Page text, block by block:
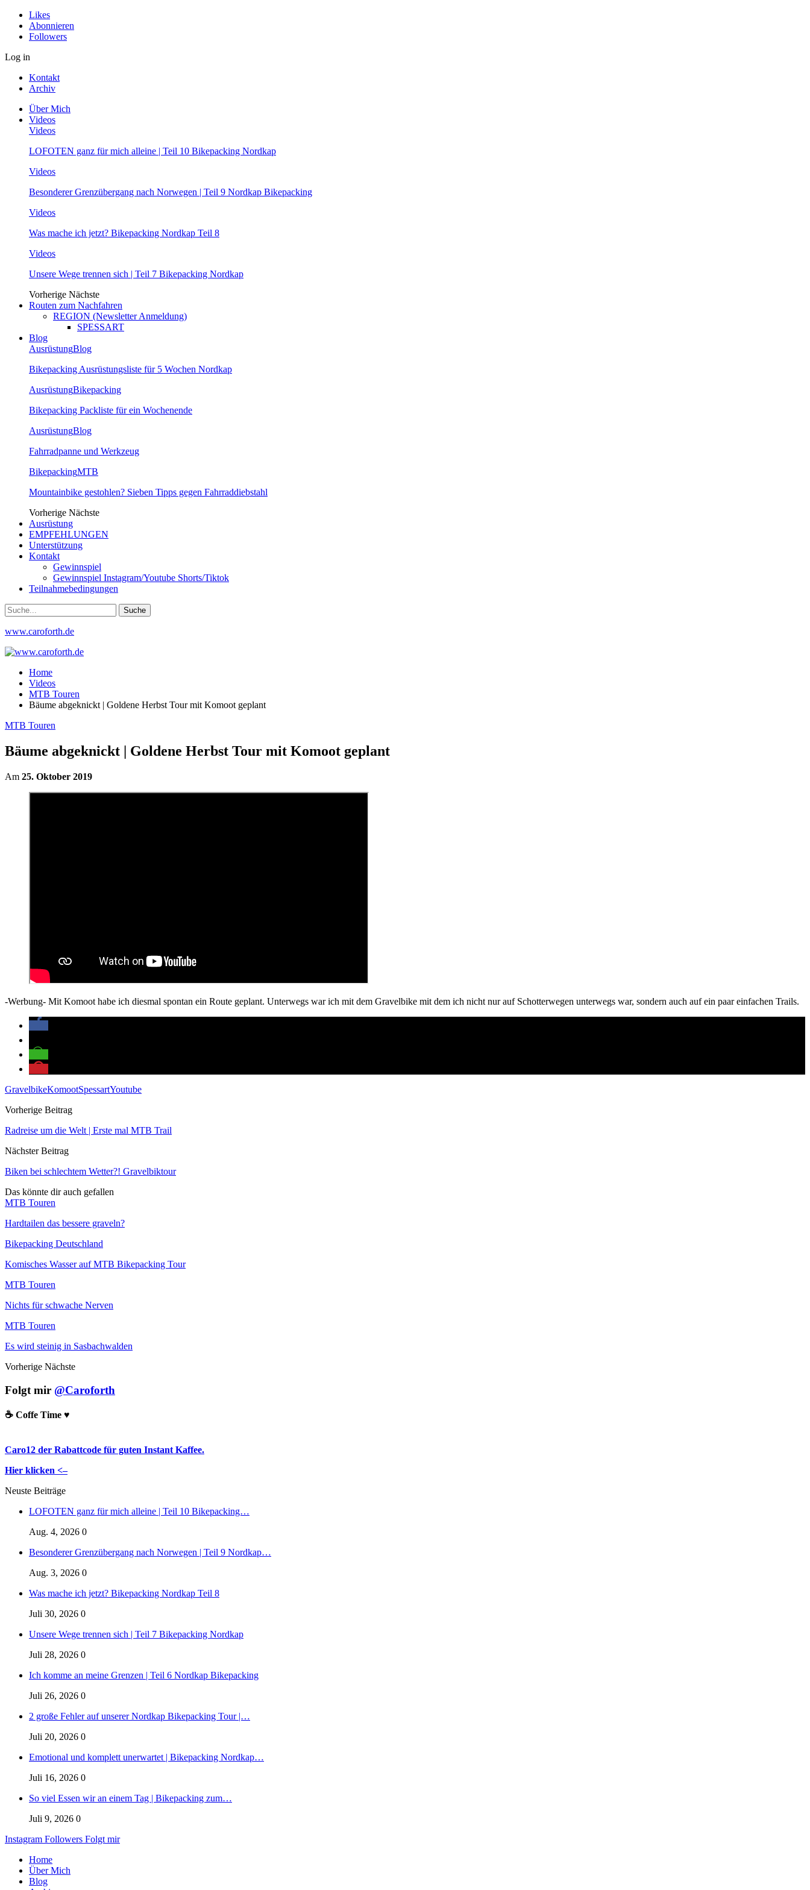
Likes
Abonnieren
Followers
Log in
Kontakt
Archiv
Über Mich
Videos
Videos
LOFOTEN ganz für mich alleine | Teil 10 Bikepacking Nordkap
Videos
Besonderer Grenzübergang nach Norwegen | Teil 9 Nordkap Bikepacking
Videos
Was mache ich jetzt? Bikepacking Nordkap Teil 8
Videos
Unsere Wege trennen sich | Teil 7 Bikepacking Nordkap
Vorherige Nächste
Routen zum Nachfahren
REGION (Newsletter Anmeldung)
SPESSART
Blog
AusrüstungBlog
Bikepacking Ausrüstungsliste für 5 Wochen Nordkap
AusrüstungBikepacking
Bikepacking Packliste für ein Wochenende
AusrüstungBlog
Fahrradpanne und Werkzeug
BikepackingMTB
Mountainbike gestohlen? Sieben Tipps gegen Fahrraddiebstahl
Vorherige Nächste
Ausrüstung
EMPFEHLUNGEN
Unterstützung
Kontakt
Gewinnspiel
Gewinnspiel Instagram/Youtube Shorts/Tiktok
Teilnahmebedingungen
www.caroforth.de
Home
Videos
MTB Touren
Bäume abgeknickt | Goldene Herbst Tour mit Komoot geplant
MTB Touren
Bäume abgeknickt | Goldene Herbst Tour mit Komoot geplant
Am 25. Oktober 2019
-Werbung- Mit Komoot habe ich diesmal spontan ein Route geplant. Unterwegs war ich mit dem Gravelbike mit dem ich nicht nur auf Schotterwegen unterwegs war, sondern auch auf ein paar einfachen Trails.
GravelbikeKomootSpessartYoutube
Vorherige Beitrag
Radreise um die Welt | Erste mal MTB Trail
Nächster Beitrag
Biken bei schlechtem Wetter?! Gravelbiktour
Das könnte dir auch gefallen
MTB Touren
Hardtailen das bessere graveln?
Bikepacking Deutschland
Komisches Wasser auf MTB Bikepacking Tour
MTB Touren
Nichts für schwache Nerven
MTB Touren
Es wird steinig in Sasbachwalden
Vorherige Nächste
Folgt mir @Caroforth
☕️ Coffe Time ♥️
Caro12 der Rabattcode für guten Instant Kaffee.
Hier klicken <–
Neuste Beiträge
LOFOTEN ganz für mich alleine | Teil 10 Bikepacking…
Aug. 4, 2026 0
Besonderer Grenzübergang nach Norwegen | Teil 9 Nordkap…
Aug. 3, 2026 0
Was mache ich jetzt? Bikepacking Nordkap Teil 8
Juli 30, 2026 0
Unsere Wege trennen sich | Teil 7 Bikepacking Nordkap
Juli 28, 2026 0
Ich komme an meine Grenzen | Teil 6 Nordkap Bikepacking
Juli 26, 2026 0
2 große Fehler auf unserer Nordkap Bikepacking Tour |…
Juli 20, 2026 0
Emotional und komplett unerwartet | Bikepacking Nordkap…
Juli 16, 2026 0
So viel Essen wir an einem Tag | Bikepacking zum…
Juli 9, 2026 0
Instagram Followers Folgt mir
Home
Über Mich
Blog